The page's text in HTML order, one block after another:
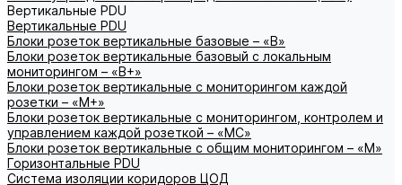
Вертикальные PDU
Вертикальные PDU
Блоки розеток вертикальные базовые – «В»
Блоки розеток вертикальные базовый с локальным
мониторингом – «В+»
Блоки розеток вертикальные с мониторингом каждой
розетки – «М+»
Блоки розеток вертикальные с мониторингом, контролем и
управлением каждой розеткой – «МС»
Блоки розеток вертикальные с общим мониторингом – «М»
Горизонтальные PDU
Система изоляции коридоров ЦОД